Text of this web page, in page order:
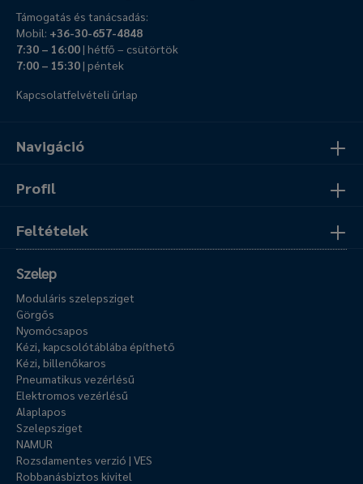
Navigáció
Profil
Feltételek
Támogatás és tanácsadás:
Mobil: +36-30-657-4848
7:30 – 16:00| hétfő – csütörtök
7:00 – 15:30| péntek
Kapcsolatfelvételi űrlap
Szelep
Moduláris szelepsziget
Görgős
Nyomócsapos
Kézi, kapcsolótáblába építhető
Kézi, billenőkaros
Pneumatikus vezérlésű
Elektromos vezérlésű
Alaplapos
Szelepsziget
NAMUR
Rozsdamentes verzió | VES
Robbanásbiztos kivitel